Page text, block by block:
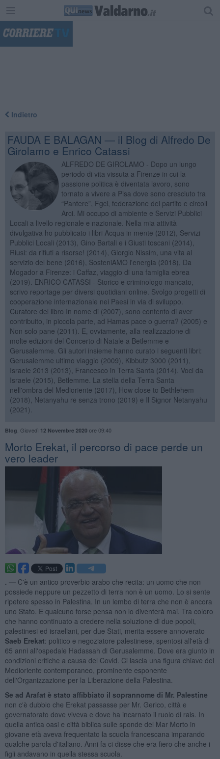
Indietro
FAUDA E BALAGAN — il Blog di Alfredo De
Girolamo e Enrico Catassi
ALFREDO DE GIROLAMO - Dopo un lungo
periodo di vita vissuta a Firenze in cui la
passione politica è diventata lavoro, sono
tornato a vivere a Pisa dove sono cresciuto tra
“Pantere”, Fgci, federazione del partito e circoli
Arci. Mi occupo di ambiente e Servizi Pubblici
Locali a livello regionale e nazionale. Nella mia attività
divulgativa ho pubblicato i libri Acqua in mente (2012), Servizi
Pubblici Locali (2013), Gino Bartali e i Giusti toscani (2014),
Riusi: da rifiuti a risorse! (2014), Giorgio Nissim, una vita al
servizio del bene (2016), SosteniAMO l'energia (2018), Da
Mogador a Firenze: i Caffaz, viaggio di una famiglia ebrea
(2019). ENRICO CATASSI - Storico e criminologo mancato,
scrivo reportage per diversi quotidiani online. Svolgo progetti di
cooperazione internazionale nei Paesi in via di sviluppo.
Curatore del libro In nome di (2007), sono contento di aver
contribuito, in piccola parte, ad Hamas pace o guerra? (2005) e
Non solo pane (2011). E, ovviamente, alla realizzazione di
molte edizioni del Concerto di Natale a Betlemme e
Gerusalemme. Gli autori insieme hanno curato i seguenti libri:
Gerusalemme ultimo viaggio (2009), Kibbutz 3000 (2011),
Israele 2013 (2013), Francesco in Terra Santa (2014). Voci da
Israele (2015), Betlemme. La stella della Terra Santa
nell'ombra del Medioriente (2017), How close to Bethlehem
(2018), Netanyahu re senza trono (2019) e Il Signor Netanyahu
(2021).
Blog Giovedì 12 Novembre 2020ore 09:40
Morto Erekat, il percorso di pace perde un
vero leader
. — C'è un antico proverbio arabo che recita: un uomo che non
possiede neppure un pezzetto di terra non è un uomo. Lo si sente
ripetere spesso in Palestina. In un lembo di terra che non è ancora
uno Stato. E qualcuno forse pensa non lo diventerà mai. Tra coloro
che hanno continuato a credere nella soluzione di due popoli,
palestinesi ed israeliani, per due Stati, merita essere annoverato
Saeb Erekat: politico e negoziatore palestinese, spentosi all'età di
65 anni all'ospedale Hadassah di Gerusalemme. Dove era giunto in
condizioni critiche a causa del Covid. Ci lascia una figura chiave del
Medioriente contemporaneo, prominente esponente
dell'Organizzazione per la Liberazione della Palestina.
Se ad Arafat è stato affibbiato il soprannome di Mr. Palestine
non c'è dubbio che Erekat passasse per Mr. Gerico, città e
governatorato dove viveva e dove ha incarnato il ruolo di rais. In
quella antica oasi e città biblica sulle sponde del Mar Morto in
giovane età aveva frequentato la scuola francescana imparando
qualche parola d'italiano. Anni fa ci disse che era fiero che anche i
figli andavano in quella stessa scuola.